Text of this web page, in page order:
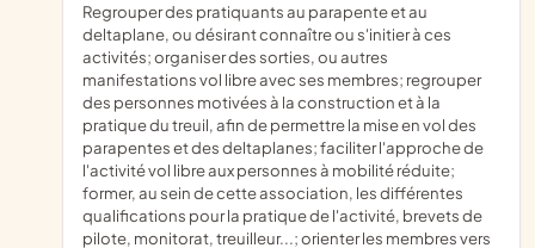
Regrouper des pratiquants au parapente et au
deltaplane, ou désirant connaître ou s'initier à ces
activités; organiser des sorties, ou autres
manifestations vol libre avec ses membres; regrouper
des personnes motivées à la construction et à la
pratique du treuil, afin de permettre la mise en vol des
parapentes et des deltaplanes; faciliter l'approche de
l'activité vol libre aux personnes à mobilité réduite;
former, au sein de cette association, les différentes
qualifications pour la pratique de l'activité, brevets de
pilote, monitorat, treuilleur...; orienter les membres vers